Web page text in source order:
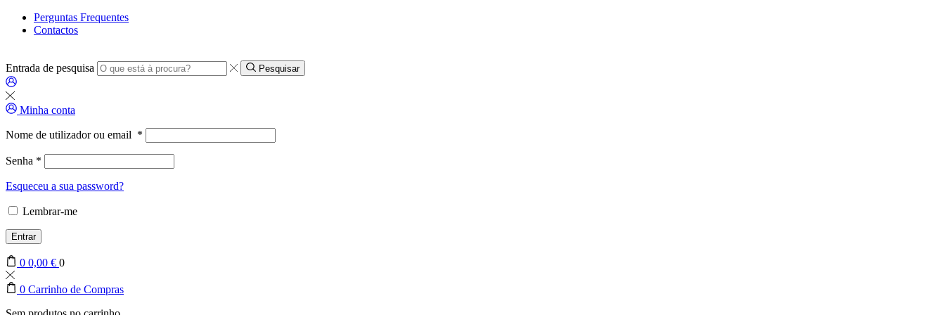
Perguntas Frequentes
Contactos
Entrada de pesquisa Pesquisar
Minha conta
Nome de utilizador ou email *
Senha *
Esqueceu a sua password?
Lembrar-me
Entrar
0 0,00 € 0
0 Carrinho de Compras